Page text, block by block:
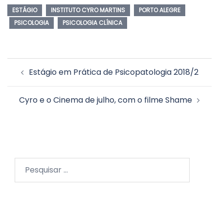
ESTÁGIO INSTITUTO CYRO MARTINS
PORTO ALEGRE
PSICOLOGIA
PSICOLOGIA CLÍNICA
Navegação
de
posts
Estágio em Prática de Psicopatologia 2018/2
Cyro e o Cinema de julho, com o filme Shame
por: